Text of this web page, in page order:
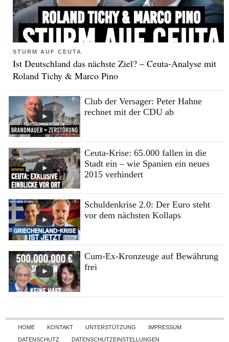
STURM AUF CEUTA
Ist Deutschland das nächste Ziel? – Ceuta-Analyse mit
Roland Tichy & Marco Pino
Club der Versager: Peter Hahne
rechnet mit der CDU ab
Ceuta-Krise: 65.000 fallen in die
Stadt ein – wie Spanien ein neues
2015 verhindert
Schuldenkrise 2.0: Der Euro steht
vor dem nächsten Kollaps
Cum-Ex-Kronzeuge auf Bewährung
frei
Skip to content
HOME KONTAKT UNTERSTÜTZUNG
IMPRESSUM
DATENSCHUTZ
DATENSCHUTZEINSTELLUNGEN